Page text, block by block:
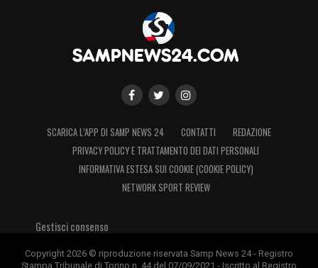
SCARICA L’APP DI SAMP NEWS 24 CONTATTI
REDAZIONE
PRIVACY POLICY E TRATTAMENTO DEI DATI PERSONALI
INFORMATIVA ESTESA SUI COOKIE (COOKIE POLICY)
NETWORK SPORT REVIEW
Gestisci consenso
Copyright 2026 © riproduzione riservata Samp News 24 - Registro
Stampa Tribunale di Torino n. 44 del 07/09/2021 - Iscritto al Registro